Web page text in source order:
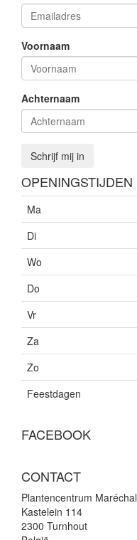
Voornaam
Achternaam
Schrijf mij in
OPENINGSTIJDEN
Ma
Di
Wo
Do
Vr
Za
Zo
Feestdagen
FACEBOOK
CONTACT
Plantencentrum Maréchal
Kastelein 114
2300 Turnhout